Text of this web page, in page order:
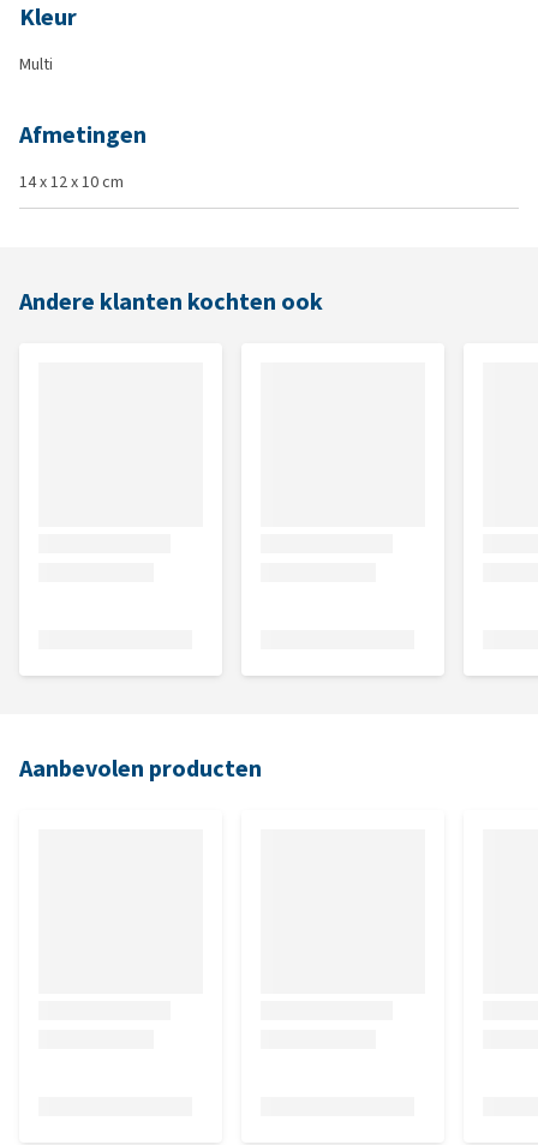
Kleur
Multi
Afmetingen
14 x 12 x 10 cm
Andere klanten kochten ook
Aanbevolen producten